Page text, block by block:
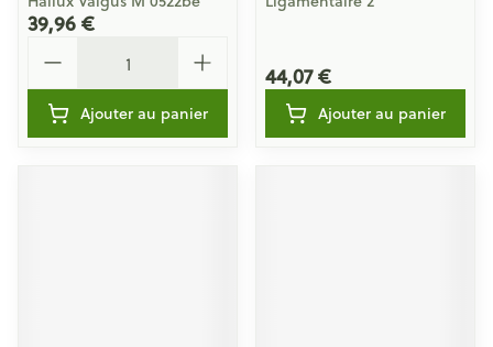
39,96 €
Ajouter au panier
44,07 €
Ajouter au panier